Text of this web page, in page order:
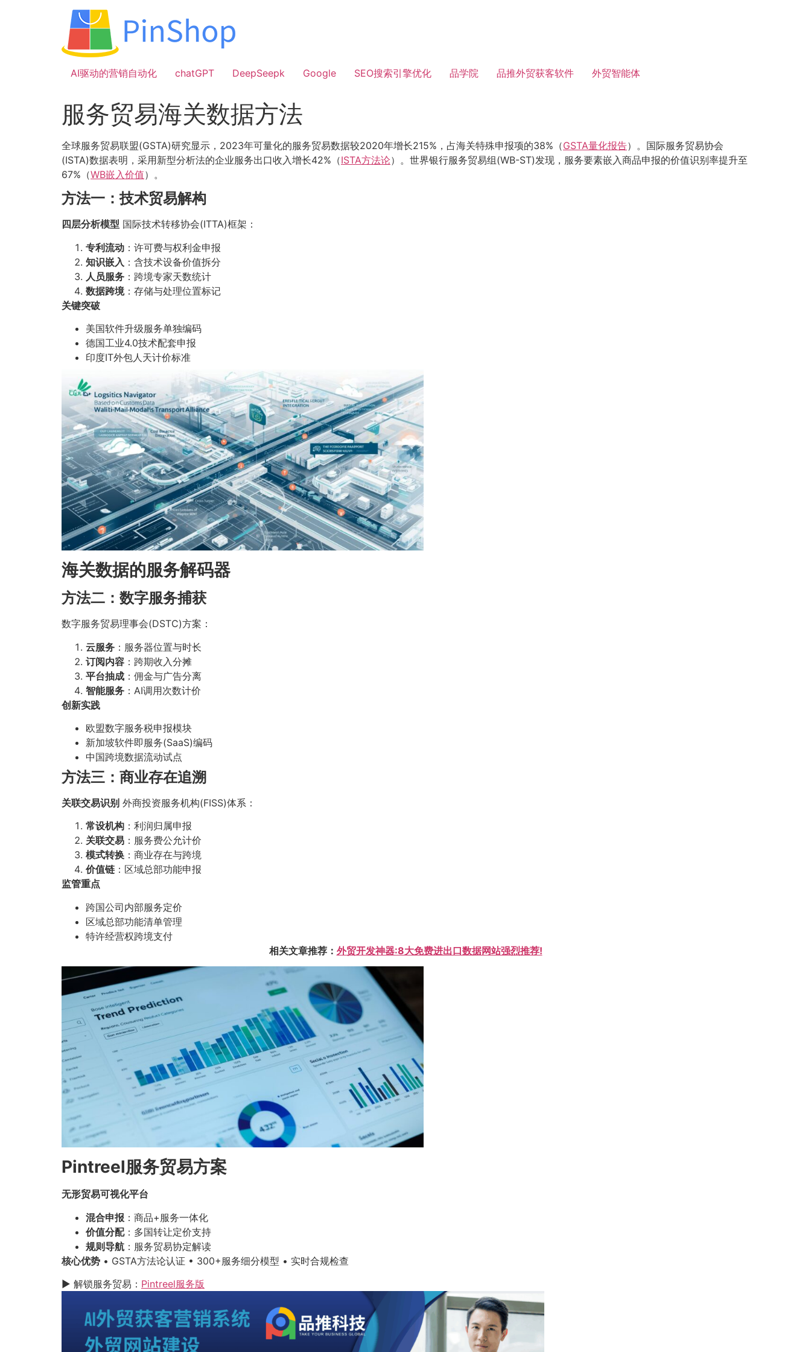
AI驱动的营销自动化
chatGPT DeepSeepk Google SEO搜索引擎优化 品学院 品推外贸获客软件 外贸智能体
服务贸易海关数据方法
全球服务贸易联盟(GSTA)研究显示，2023年可量化的服务贸易数据较2020年增长215%，占海关特殊申报项的38%（GSTA量化报告）。国际服务贸易协会
(ISTA)数据表明，采用新型分析法的企业服务出口收入增长42%（ISTA方法论）。世界银行服务贸易组(WB-ST)发现，服务要素嵌入商品申报的价值识别率提升至
67%（WB嵌入价值）。
方法一：技术贸易解构
四层分析模型 国际技术转移协会(ITTA)框架：
专利流动 ：许可费与权利金申报
知识嵌入 ：含技术设备价值拆分
人员服务 ：跨境专家天数统计
数据跨境：存储与处理位置标记
关键突破
美国软件升级服务单独编码
德国工业4.0技术配套申报
印度IT外包人天计价标准
海关数据的服务解码器
方法二：数字服务捕获
数字服务贸易理事会(DSTC)方案：
云服务 ：服务器位置与时长
订阅内容 ：跨期收入分摊
平台抽成 ：佣金与广告分离
智能服务 ：AI调用次数计价
创新实践
欧盟数字服务税申报模块
新加坡软件即服务(SaaS)编码
中国跨境数据流动试点
方法三：商业存在追溯
关联交易识别 外商投资服务机构(FISS)体系：
常设机构 ：利润归属申报
关联交易 ：服务费公允计价
模式转换 ：商业存在与跨境
价值链 ：区域总部功能申报
监管重点
跨国公司内部服务定价
区域总部功能清单管理
特许经营权跨境支付
相关文章推荐： 外贸开发神器:8大免费进出口数据网站强烈推荐!
Pintreel服务贸易方案
无形贸易可视化平台
混合申报 ：商品+服务一体化
价值分配：多国转让定价支持
规则导航 ：服务贸易协定解读
核心优势 • GSTA方法论认证 • 300+服务细分模型 • 实时合规检查
▶ 解锁服务贸易： Pintreel服务版